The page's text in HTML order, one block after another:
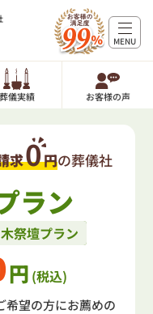
葬儀実績 お客様の声
MENU
求0円の葬儀社
ラン
祭壇プラン
円 (税込)
希望の方にお薦めの